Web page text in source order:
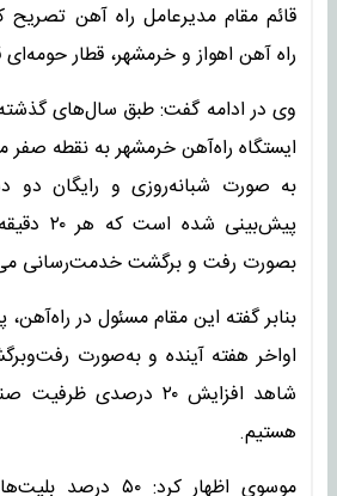
قائم مقام مدیرعامل راه آهن تصریح
راه آهن اهواز و خرمشهر، قطار
وی در ادامه گفت: طبق سال‌های گذشته
ایستگاه راه‌آهن خرمشهر به نقطه صفر
به صورت شبانه‌روزی و رایگان دو
پیش‌بینی
بصورت رفت و برگشت خدمت‌رسانی
بنابر گفته این مقام مسئول در
اواخر هفته آینده و به‌صورت
شاهد افزایش ۲۰ درصدی
هستیم.
موسوی اظهار کرد: